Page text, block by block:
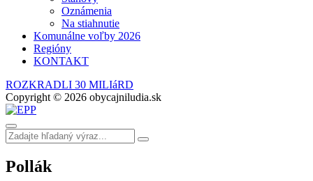
Oznámenia
Na stiahnutie
Komunálne voľby 2026
Regióny
KONTAKT
ROZKRADLI 30 MILIáRD
Copyright © 2026 obycajniludia.sk
Pollák